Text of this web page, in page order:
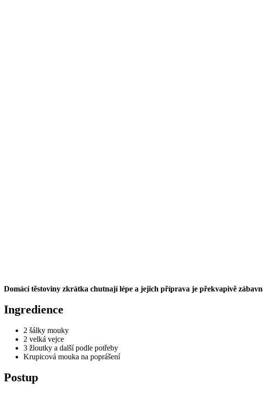
Domácí těstoviny zkrátka chutnají lépe a jejich příprava je překvapivě
Ingredience
2 šálky mouky
2 velká vejce
3 žloutky a další podle potřeby
Krupicová mouka na poprášení
Postup